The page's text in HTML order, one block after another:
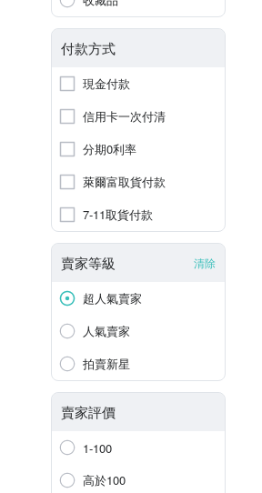
付款方式
現金付款
信用卡一次付清
分期0利率
萊爾富取貨付款
7-11取貨付款
賣家等級 清除
超人氣賣家
人氣賣家
拍賣新星
賣家評價
1-100
高於100